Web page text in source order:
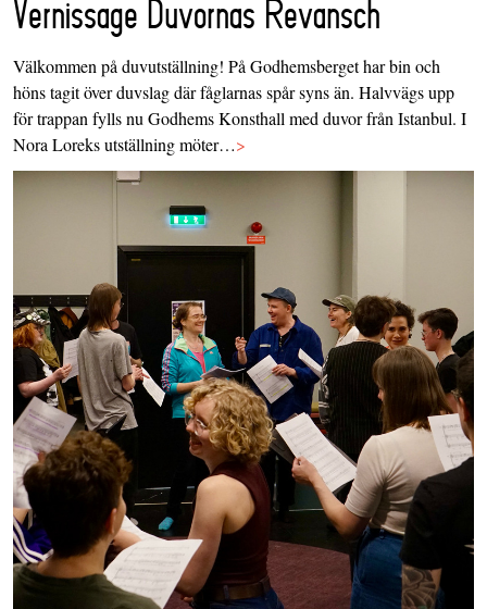
Vernissage Duvornas Revansch
Välkommen på duvutställning! På Godhemsberget har bin och
höns tagit över duvslag där fåglarnas spår syns än. Halvvägs upp
för trappan fylls nu Godhems Konsthall med duvor från Istanbul. I
Nora Loreks utställning möter…>